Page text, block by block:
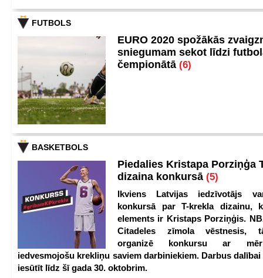
FUTBOLS
EURO 2020 spožākās
sniegumam sekot līdzi
čempionātā (6)
BASKETBOLS
Piedalies Kristapa Porziņģa
dizaina konkursā (5)
Ikviens Latvijas iedzīvotājs
konkursā par T-krekla dizainu,
elements ir Kristaps Porziņģis.
Citadeles zīmola vēstnesis,
organizē konkursu ar
iedvesmojošu krekliņu saviem darbiniekiem. Darbus
iesūtīt līdz šī gada 30. oktobrim.